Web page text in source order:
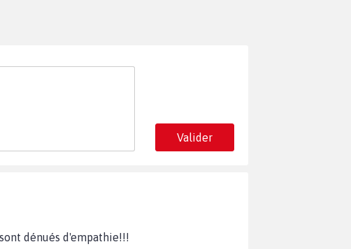
Valider
dénués d'empathie!!!